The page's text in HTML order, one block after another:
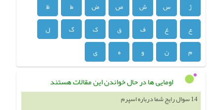
ژ
س ش ص ض ط
ظ
ع
غ ف ق ک گ
ل
م
ن و ه ی
اومایی ها در حال خواندن این مقالات هستند
14 سوال رایج شما درباره اسپرم